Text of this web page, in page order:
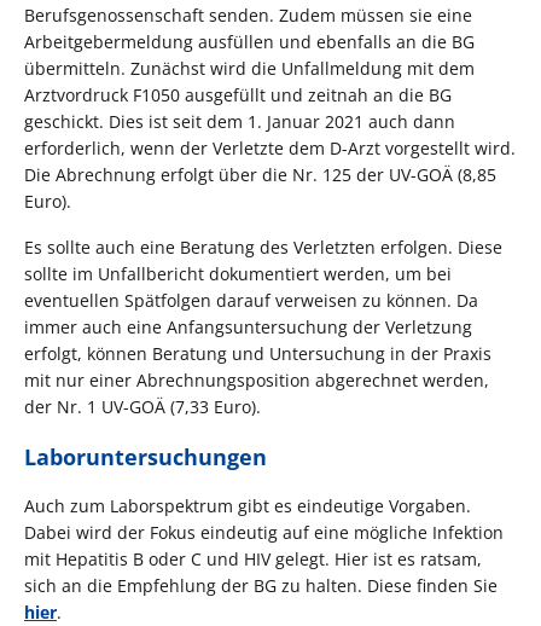
Berufsgenossenschaft senden. Zudem müssen sie eine
Arbeitgebermeldung ausfüllen und ebenfalls an die BG
übermitteln. Zunächst wird die Unfallmeldung mit dem
Arztvordruck F1050 ausgefüllt und zeitnah an die BG
geschickt. Dies ist seit dem 1. Januar 2021 auch dann
erforderlich, wenn der Verletzte dem D-Arzt vorgestellt wird.
Die Abrechnung erfolgt über die Nr. 125 der UV-GOÄ (8,85
Euro).
Es sollte auch eine Beratung des Verletzten erfolgen. Diese
sollte im Unfallbericht dokumentiert werden, um bei
eventuellen Spätfolgen darauf verweisen zu können. Da
immer auch eine Anfangsuntersuchung der Verletzung
erfolgt, können Beratung und Untersuchung in der Praxis
mit nur einer Abrechnungsposition abgerechnet werden,
der Nr. 1 UV-GOÄ (7,33 Euro).
Laboruntersuchungen
Auch zum Laborspektrum gibt es eindeutige Vorgaben.
Dabei wird der Fokus eindeutig auf eine mögliche Infektion
mit Hepatitis B oder C und HIV gelegt. Hier ist es ratsam,
sich an die Empfehlung der BG zu halten. Diese finden Sie
hier.